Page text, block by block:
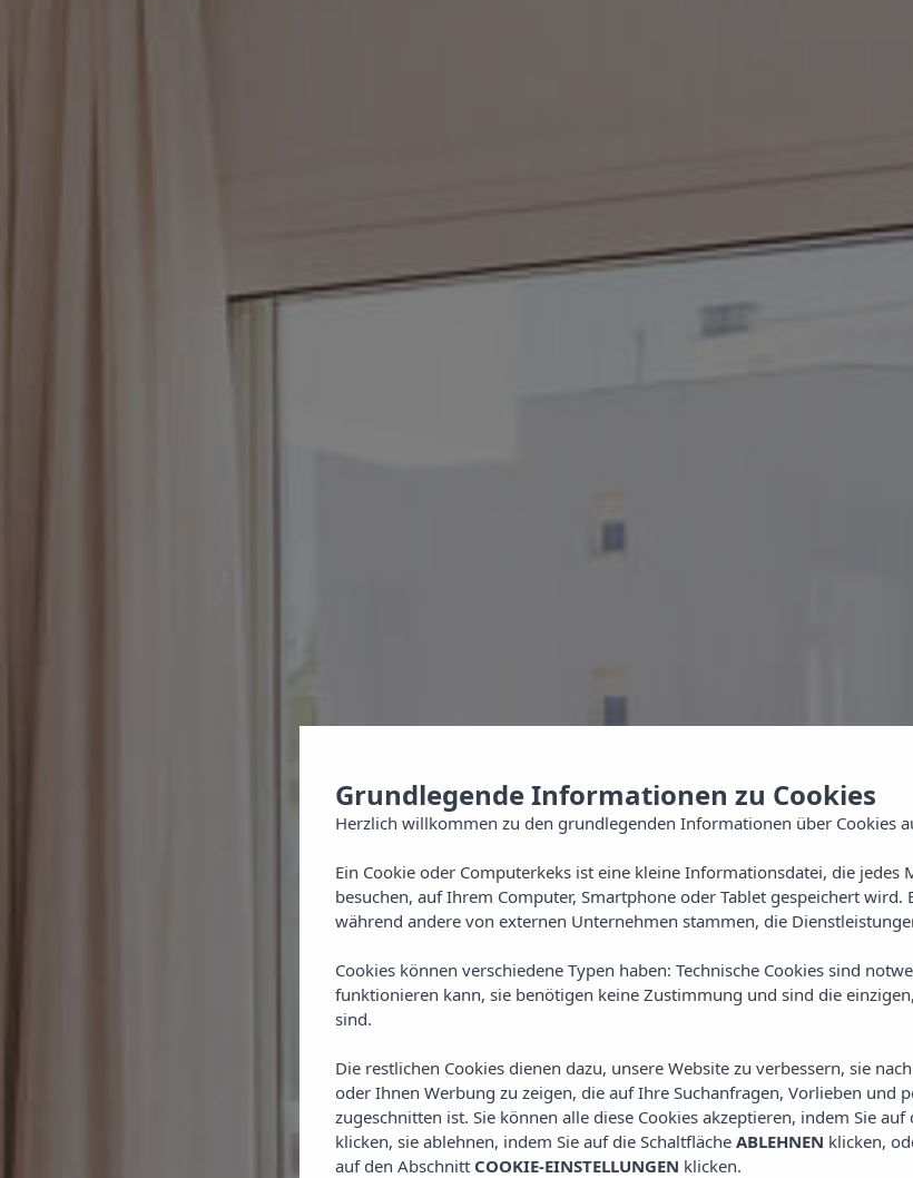
Grundlegende Informationen zu Cookies
Herzlich willkommen zu den grundlegenden Informationen über Cookies
Ein Cookie oder Computerkeks ist eine kleine Informationsdatei, die jedes
besuchen, auf Ihrem Computer, Smartphone oder Tablet gespeichert wird.
während andere von externen Unternehmen stammen, die
Cookies können verschiedene Typen haben: Technische Cookies sind
funktionieren kann, sie benötigen keine Zustimmung und sind die
sind.
Die restlichen Cookies dienen dazu, unsere Website zu verbessern, sie
oder Ihnen Werbung zu zeigen, die auf Ihre Suchanfragen, Vorlieben und
zugeschnitten ist. Sie können alle diese Cookies akzeptieren, indem Sie auf
klicken, sie ablehnen, indem Sie auf die Schaltfläche ABLEHNEN klicken,
auf den Abschnitt COOKIE-EINSTELLUNGEN klicken.